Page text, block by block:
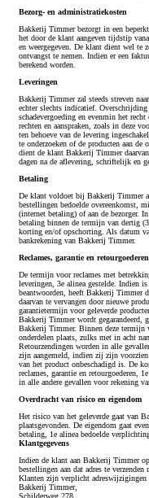
Bezorg- en administratiekosten
Bakkerij Timmer bezorgt in een
het door de klant aangeven tijdstip
en weergegeven. De klant dient wel te
ontvangst te nemen. Indien er een
berekend worden.
Leveringen
Bakkerij Timmer zal steeds streven
echter slechts indicatief.
schadevergoeding en evenmin het
rechten en aanspraken, zoals in deze
ten behoeve van de levering
te onderzoeken of de producten aan
dient de klant Bakkerij Timmer
dagen na de aflevering, schriftelijk en
Betaling
De klant voldoet bij Bakkerij Timmer
bestellingen bedoelde overeenkomst,
(internet betaling) of aan de bezorger.
betaling binnen de termijn van dertig
korting en/of opschorting. Als datum
bankrekening van Bakkerij Timmer.
Reclames, garantie en retourgoederen
De termijn voor reclames met
leveringen, 3e alinea gestelde. Indien
beantwoorden, heeft Bakkerij Timmer
daarvan te vervangen door nieuwe
garantietermijn voor geleverde
Bakkerij Timmer wordt gegarandeerd,
Bakkerij Timmer. Binnen deze termijn
onderdelen plaats, zulks met in acht
Retourzendingen worden in alle
zijn aangemeld, indien zij zijn
van het product onbeschadigd is. De
reclames, garantie en retourgoederen,
in alle andere gevallen voor rekening
Overdracht van risico en eigendom
Het risico van het geleverde gaat van
plaatsgevonden. De eigendom gaat
betaling, 1e alinea bedoelde
Klantgegevens
Indien de klant aan Bakkerij Timmer
bestellingen aan dat adres te
Klanten zijn verplicht
Bakkerij Timmer,
Schilderweg 278